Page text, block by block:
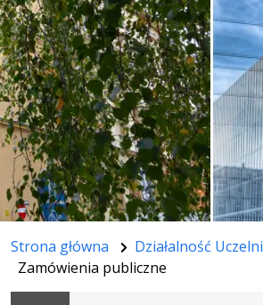
Strona główna
Działalność Uczelni
Zamówienia publiczne